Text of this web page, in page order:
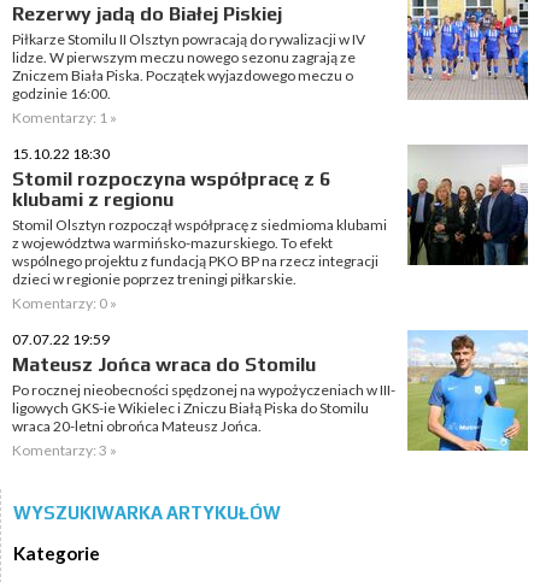
Rezerwy jadą do Białej Piskiej
Piłkarze Stomilu II Olsztyn powracają do rywalizacji w IV
lidze. W pierwszym meczu nowego sezonu zagrają ze
Zniczem Biała Piska. Początek wyjazdowego meczu o
godzinie 16:00.
Komentarzy: 1 »
15.10.22 18:30
Stomil rozpoczyna współpracę z 6
klubami z regionu
Stomil Olsztyn rozpoczął współpracę z siedmioma klubami
z województwa warmińsko-mazurskiego. To efekt
wspólnego projektu z fundacją PKO BP na rzecz integracji
dzieci w regionie poprzez treningi piłkarskie.
Komentarzy: 0 »
07.07.22 19:59
Mateusz Jońca wraca do Stomilu
Po rocznej nieobecności spędzonej na wypożyczeniach w III-
ligowych GKS-ie Wikielec i Zniczu Białą Piska do Stomilu
wraca 20-letni obrońca Mateusz Jońca.
Komentarzy: 3 »
WYSZUKIWARKA ARTYKUŁÓW
Kategorie